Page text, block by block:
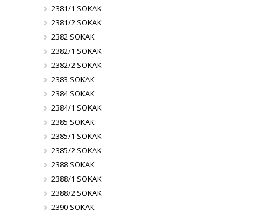
2381/1 SOKAK
2381/2 SOKAK
2382 SOKAK
2382/1 SOKAK
2382/2 SOKAK
2383 SOKAK
2384 SOKAK
2384/1 SOKAK
2385 SOKAK
2385/1 SOKAK
2385/2 SOKAK
2388 SOKAK
2388/1 SOKAK
2388/2 SOKAK
2390 SOKAK